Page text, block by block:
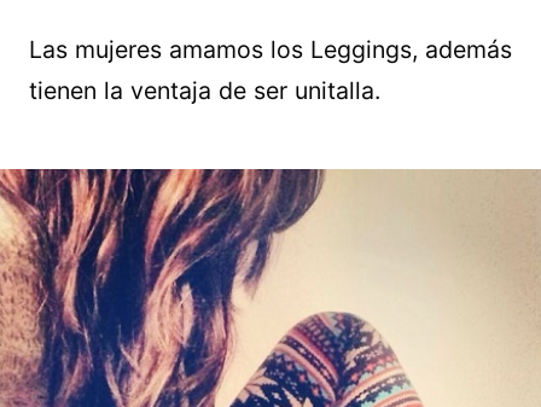
Las mujeres amamos los Leggings, además
tienen la ventaja de ser unitalla.